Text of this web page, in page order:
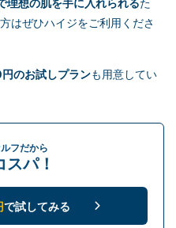
理想の肌を手に入れられるた
はぜひハイジをご利用くださ
のお試しプランも用意してい
フだから
パ！
で試してみる